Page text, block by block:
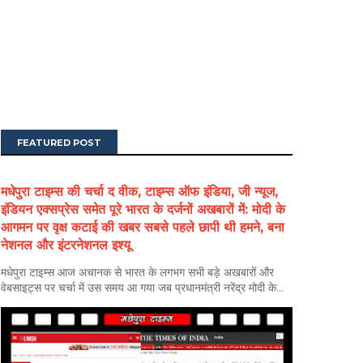
FEATURED POST
मधेपुरा टाइम्स की चर्चा द वीक, टाइम्स ऑफ इंडिया, जी न्यूज,
इंडियन एक्सप्रेस समेत पूरे भारत के दर्जनों अखबारों में: मोदी के
आगमन पर वृक्ष कटाई की खबर सबसे पहले छापी थी हमने, बना
नेशनल और इंटरनेशनल इश्यू
मधेपुरा टाइम्स आज अचानक से भारत के लगभग सभी बड़े अखबारों और
वेबसाइट्स पर चर्चा में उस समय आ गया जब प्रधानमंत्री नरेंद्र मोदी के...